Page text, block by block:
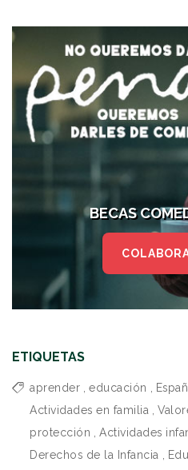
BECAS
ETIQUETAS
aprender educación
Actividades en familia
protección
Actividades
Derechos de la Infancia